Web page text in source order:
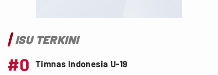
ISU TERKINI
#0 Timnas Indonesia U-19